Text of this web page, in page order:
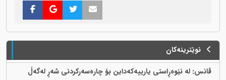
نوێترینەکان
ڤانس: لە نێوەڕاستی یارییەکەداین بۆ چارەسەرکردنی شەڕ لەگەڵ